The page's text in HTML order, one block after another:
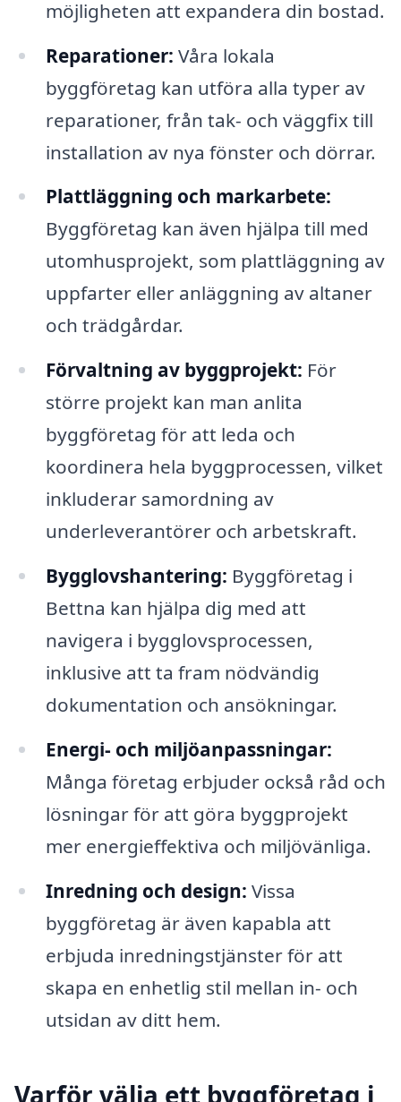
möjligheten att expandera din bostad.
Reparationer: Våra lokala
byggföretag kan utföra alla typer av
reparationer, från tak- och väggfix till
installation av nya fönster och dörrar.
Plattläggning och markarbete:
Byggföretag kan även hjälpa till med
utomhusprojekt, som plattläggning av
uppfarter eller anläggning av altaner
och trädgårdar.
Förvaltning av byggprojekt: För
större projekt kan man anlita
byggföretag för att leda och
koordinera hela byggprocessen, vilket
inkluderar samordning av
underleverantörer och arbetskraft.
Bygglovshantering: Byggföretag i
Bettna kan hjälpa dig med att
navigera i bygglovsprocessen,
inklusive att ta fram nödvändig
dokumentation och ansökningar.
Energi- och miljöanpassningar:
Många företag erbjuder också råd och
lösningar för att göra byggprojekt
mer energieffektiva och miljövänliga.
Inredning och design: Vissa
byggföretag är även kapabla att
erbjuda inredningstjänster för att
skapa en enhetlig stil mellan in- och
utsidan av ditt hem.
Varför välja ett byggföretag i